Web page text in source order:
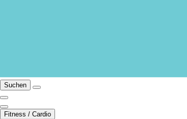
Suchen
Fitness / Cardio